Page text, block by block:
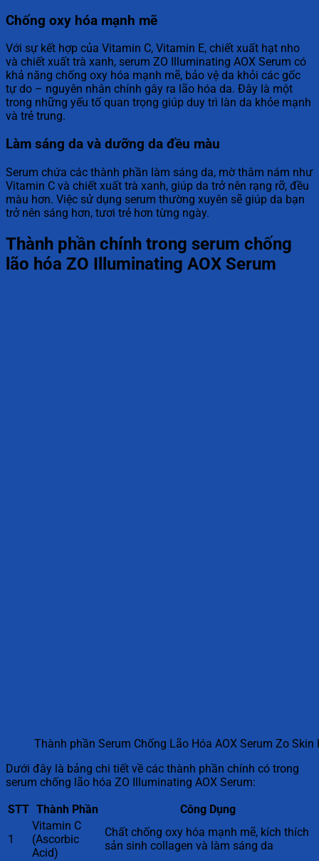
Chống oxy hóa mạnh mẽ
Với sự kết hợp của Vitamin C, Vitamin E, chiết xuất hạt nho
và chiết xuất trà xanh, serum ZO Illuminating AOX Serum có
khả năng chống oxy hóa mạnh mẽ, bảo vệ da khỏi các gốc
tự do – nguyên nhân chính gây ra lão hóa da. Đây là một
trong những yếu tố quan trọng giúp duy trì làn da khỏe mạnh
và trẻ trung.
Làm sáng da và dưỡng da đều màu
Serum chứa các thành phần làm sáng da, mờ thâm nám như
Vitamin C và chiết xuất trà xanh, giúp da trở nên rạng rỡ, đều
màu hơn. Việc sử dụng serum thường xuyên sẽ giúp da bạn
trở nên sáng hơn, tươi trẻ hơn từng ngày.
Thành phần chính trong serum chống
lão hóa ZO Illuminating AOX Serum
Thành phần Serum Chống Lão Hóa AOX Serum Zo Skin
Dưới đây là bảng chi tiết về các thành phần chính có trong
serum chống lão hóa ZO Illuminating AOX Serum:
STT Thành Phần Công Dụng
1
Vitamin C
(Ascorbic
Acid)
Chất chống oxy hóa mạnh mẽ, kích thích
sản sinh collagen và làm sáng da